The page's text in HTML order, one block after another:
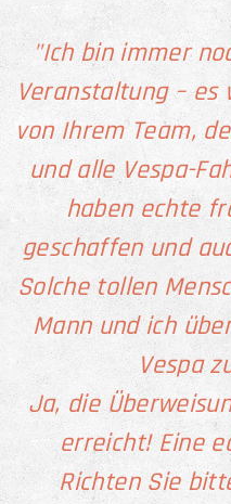
"Ich bin immer
Veranstaltung –
von Ihrem Team,
und alle Vespa-
haben echte
geschaffen und
Solche tollen
Mann und ich
Vespa
Ja, die
erreicht! Eine
Richten Sie